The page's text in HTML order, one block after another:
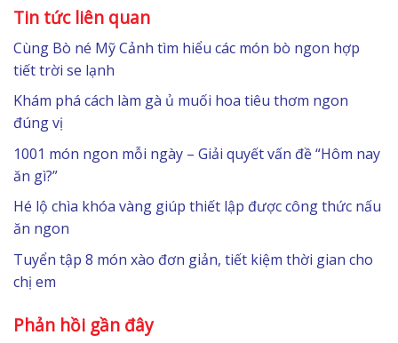
Tin tức liên quan
Cùng Bò né Mỹ Cảnh tìm hiểu các món bò ngon hợp
tiết trời se lạnh
Khám phá cách làm gà ủ muối hoa tiêu thơm ngon
đúng vị
1001 món ngon mỗi ngày – Giải quyết vấn đề “Hôm nay
ăn gì?”
Hé lộ chìa khóa vàng giúp thiết lập được công thức nấu
ăn ngon
Tuyển tập 8 món xào đơn giản, tiết kiệm thời gian cho
chị em
Phản hồi gần đây